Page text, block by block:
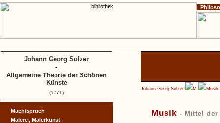
Johann Georg Sulzer M Musik
Musik - Mittel der
Machtspruch
Malerei, Malerkunst
Johann Georg Sulzer
-
Allgemeine Theorie der Schönen
Künste
(1771)